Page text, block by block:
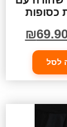
כסופות
₪
לסל